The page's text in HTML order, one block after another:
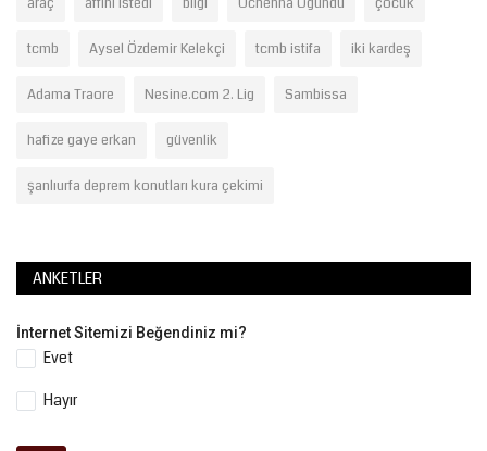
tcmb Aysel Özdemir Kelekçi tcmb istifa iki kardeş
Adama Traore Nesine.com 2. Lig Sambissa
hafize gaye erkan güvenlik
şanlıurfa deprem konutları kura çekimi
ANKETLER
İnternet Sitemizi Beğendiniz mi?
Evet
Hayır